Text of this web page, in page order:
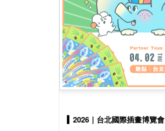
▍2026｜台北國際插畫博覽會